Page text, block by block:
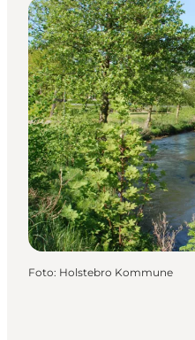
Foto: Holstebro Kommune